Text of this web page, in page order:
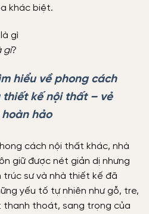
khác biệt.
gì?
hiểu về phong cách
thiết kế nội thất – vẻ
hảo
cách nội thất khác, nhà
giữ được nét giản dị nhưng
sư và nhà thiết kế đã
yếu tố tự nhiên như gỗ, tre,
thanh thoát, sang trọng của